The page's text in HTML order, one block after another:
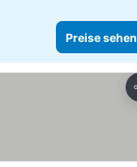
Preise sehen